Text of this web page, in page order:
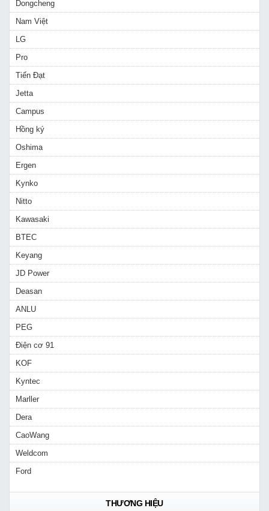
Dongcheng
Nam Việt
LG
Pro
Tiến Đạt
Jetta
Campus
Hồng ký
Oshima
Ergen
Kynko
Nitto
Kawasaki
BTEC
Keyang
JD Power
Deasan
ANLU
PEG
Điện cơ 91
KOF
Kyntec
Marller
Dera
CaoWang
Weldcom
Ford
THƯƠNG HIỆU